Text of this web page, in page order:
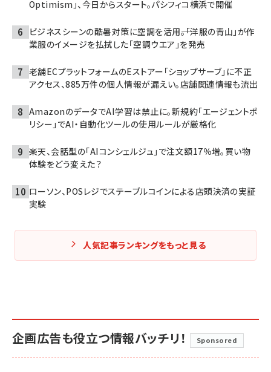
Optimism」、今日からスタート。パシフィコ横浜で開催
ビジネスシーンの酷暑対策に空調を活用――。「洋服の青山」が作
業服のイメージを払拭した「空調ウエア」を発売
老舗ECプラットフォームのEストアー「ショップサーブ」に不正
アクセス、885万件の個人情報が漏えい。店舗関連情報も流出
AmazonのデータでAI学習は禁止に。新規約「エージェントポ
リシー」でAI・自動化ツールの使用ルールが厳格化
楽天、会話型の「AIコンシェルジュ」で注文額17％増。買い物
体験をどう変えた？
ローソン、POSレジでステーブルコインによる店頭決済の実証
実験
人気記事ランキングをもっと見る
企画広告も役立つ情報バッチリ！ Sponsored